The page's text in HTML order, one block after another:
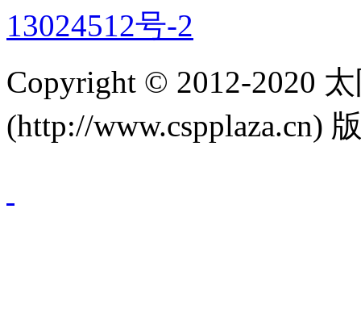
13024512号-2
Copyright © 2012-2020
(http://www.cspplaza.cn)